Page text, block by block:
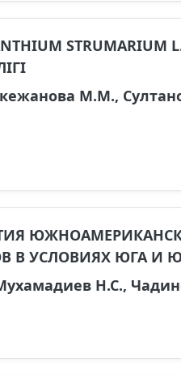
М.М.,
В УСЛОВИЯХ ЮГА И
Н.С.,